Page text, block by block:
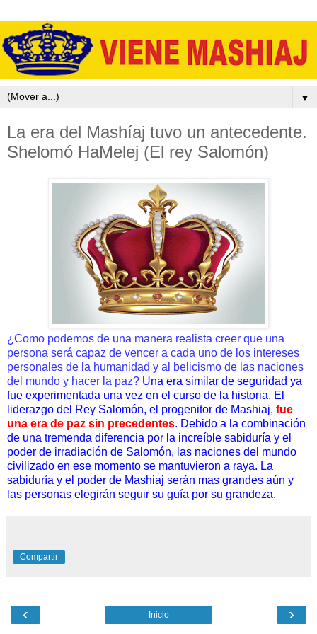
▼
La era del Mashíaj tuvo un antecedente.
Shelomó HaMelej (El rey Salomón)
¿Como podemos de una manera realista creer que una
persona será capaz de vencer a cada uno de los intereses
personales de la humanidad y al belicismo de las naciones
del mundo y hacer la paz? Una era similar de seguridad ya
fue experimentada una vez en el curso de la historia. El
liderazgo del Rey Salomón, el progenitor de Mashiaj, fue
una era de paz sin precedentes. Debido a la combinación
de una tremenda diferencia por la increíble sabiduría y el
poder de irradiación de Salomón, las naciones del mundo
civilizado en ese momento se mantuvieron a raya. La
sabiduría y el poder de Mashiaj serán mas grandes aún y
las personas elegirán seguir su guía por su grandeza.
Compartir
‹ ›
Inicio